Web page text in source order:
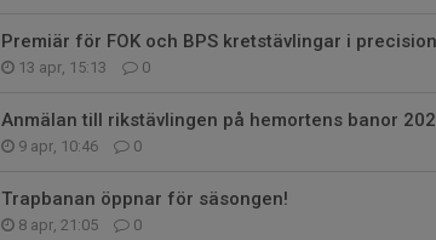
Premiär för FOK och BPS kretstävlingar i precision
13 apr, 15:13 0
Anmälan till rikstävlingen på hemortens banor
9 apr, 10:46 0
Trapbanan öppnar för säsongen!
8 apr, 21:05 0